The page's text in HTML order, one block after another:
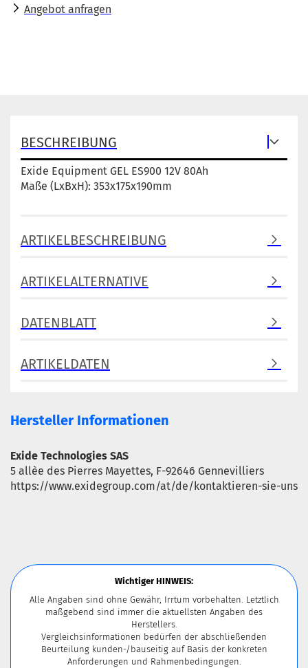
Angebot anfragen
BESCHREIBUNG
Exide Equipment GEL ES900 12V 80Ah
Maße (LxBxH): 353x175x190mm
ARTIKELBESCHREIBUNG
ARTIKELALTERNATIVE
DATENBLATT
ARTIKELDATEN
Hersteller Informationen
Exide Technologies SAS
5 allèe des Pierres Mayettes, F-92646 Gennevilliers
https://www.exidegroup.com/at/de/kontaktieren-sie-uns
Wichtiger HINWEIS:
Alle Angaben sind ohne Gewähr, Irrtum vorbehalten. Letztlich
maßgebend sind immer die aktuellsten Angaben des
Herstellers.
Vergleichsinformationen bedürfen der abschließenden
Beurteilung kunden-/bauseitig auf Basis der konkreten
Anforderungen und Rahmenbedingungen.